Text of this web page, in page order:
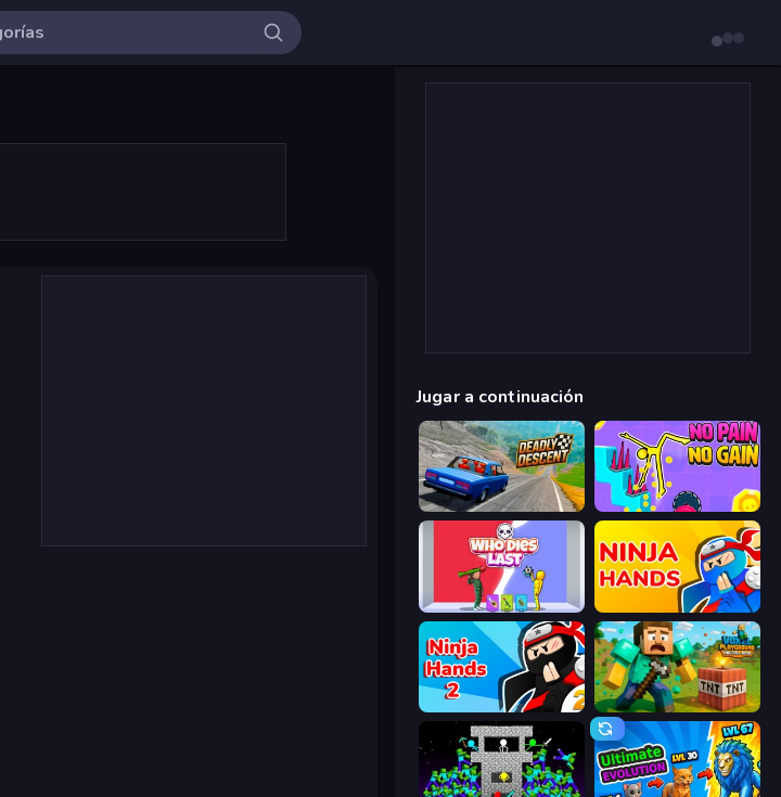
Jugar a continuación
Deadly Descent No Pain No Gain - Ragdoll Sandbox
Who Dies Last? Ninja Hands
Ninja Hands 2 Voxel Playground: Ragdoll Noob